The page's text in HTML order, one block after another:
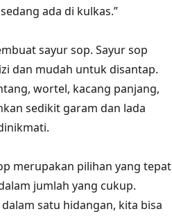
ada di kulkas.”
sayur sop. Sayur sop
dan mudah untuk disantap.
wortel, kacang panjang,
sedikit garam dan lada
merupakan pilihan yang tepat
jumlah yang cukup.
satu hidangan, kita bisa